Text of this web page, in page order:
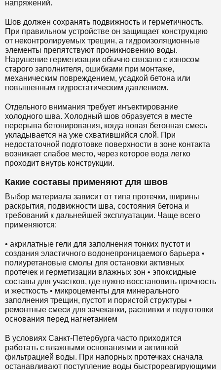
напряжений.
Шов должен сохранять подвижность и герметичность.
При правильном устройстве он защищает конструкцию
от неконтролируемых трещин, а гидроизоляционные
элементы препятствуют проникновению воды.
Нарушение герметизации обычно связано с износом
старого заполнителя, ошибками при монтаже,
механическим повреждением, усадкой бетона или
повышенным гидростатическим давлением.
Отдельного внимания требует инъектирование
холодного шва. Холодный шов образуется в месте
перерыва бетонирования, когда новая бетонная смесь
укладывается на уже схватившийся слой. При
недостаточной подготовке поверхности в зоне контакта
возникает слабое место, через которое вода легко
проходит внутрь конструкции.
Какие составы применяют для швов
Выбор материала зависит от типа протечки, ширины
раскрытия, подвижности шва, состояния бетона и
требований к дальнейшей эксплуатации. Чаще всего
применяются:
• акрилатные гели для заполнения тонких пустот и
создания эластичного водонепроницаемого барьера •
полиуретановые смолы для остановки активных
протечек и герметизации влажных зон • эпоксидные
составы для участков, где нужно восстановить прочность
и жесткость • микроцементы для минерального
заполнения трещин, пустот и пористой структуры •
ремонтные смеси для зачеканки, расшивки и подготовки
основания перед нагнетанием
В условиях Санкт-Петербурга часто приходится
работать с влажными основаниями и активной
фильтрацией воды. При напорных протечках сначала
останавливают поступление воды быстрореагирующими